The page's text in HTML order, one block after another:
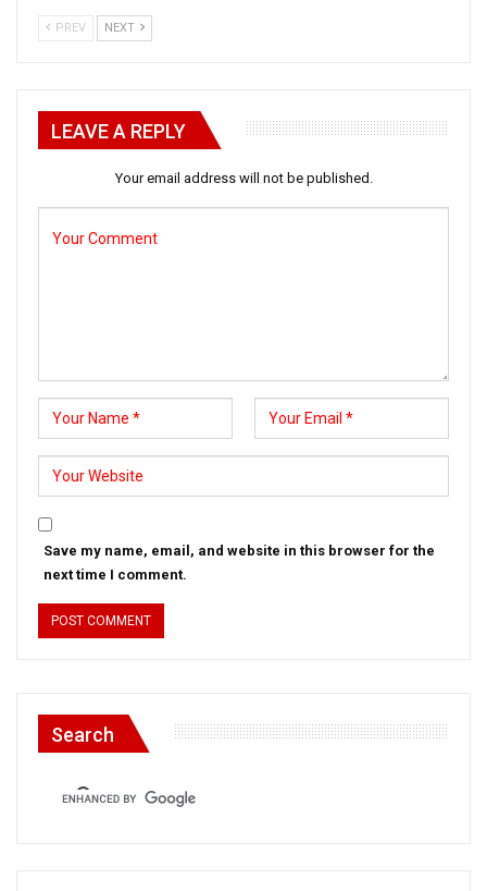
PREV NEXT
LEAVE A REPLY
Your email address will not be published.
Save my name, email, and website in this browser for the
next time I comment.
Search